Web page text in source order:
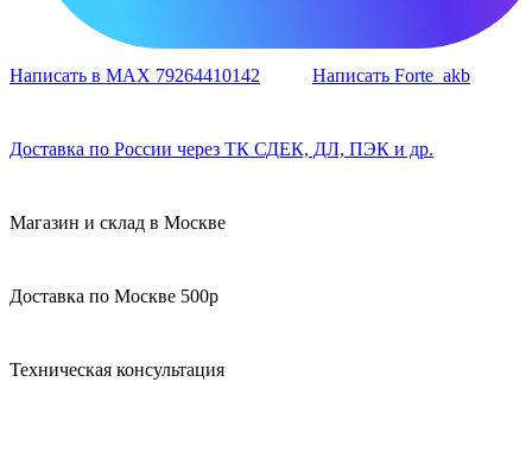
Написать в MAX 79264410142 Написать Forte_akb
Доставка по России через ТК СДЕК, ДЛ, ПЭК и др.
Магазин и склад в Москве
Доставка по Москве 500р
Техническая консультация